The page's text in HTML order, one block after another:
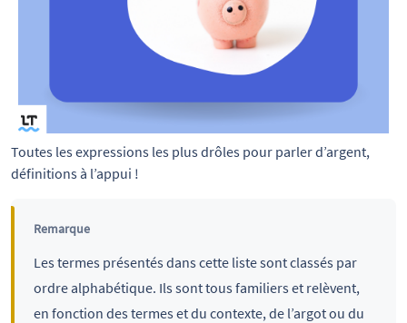
Toutes les expressions les plus drôles pour parler d’argent,
définitions à l’appui !
Remarque
Les termes présentés dans cette liste sont classés par
ordre alphabétique. Ils sont tous familiers et relèvent,
en fonction des termes et du contexte, de l’argot ou du